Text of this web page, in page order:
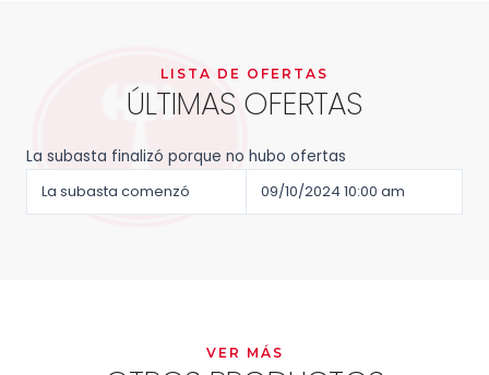
LISTA DE OFERTAS
ÚLTIMAS OFERTAS
La subasta finalizó porque no hubo ofertas
La subasta comenzó
09/10/2024 10:00 am
VER MÁS